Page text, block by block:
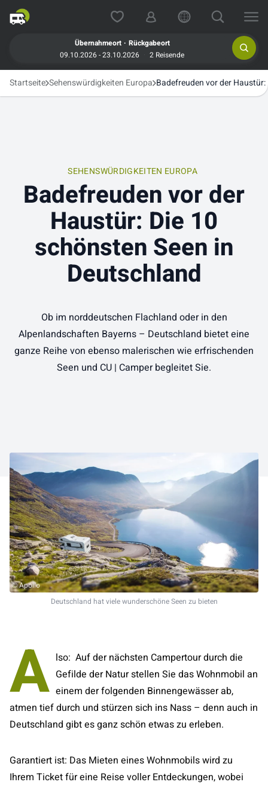
Übernahmeort . Rückgabeort
09.10.2026 - 23.10.2026
2 Reisende
Startseite Sehenswürdigkeiten Europa Badefreuden vor der
SEHENSWÜRDIGKEITEN EUROPA
Badefreuden vor der
Haustür: Die 10
schönsten Seen in
Deutschland
Ob im norddeutschen Flachland oder in den
Alpenlandschaften Bayerns – Deutschland bietet eine
ganze Reihe von ebenso malerischen wie erfrischenden
Seen und CU | Camper begleitet Sie.
© Apollo
Deutschland hat viele wunderschöne Seen zu bieten
A lso: Auf der nächsten Campertour durch die
Gefilde der Natur stellen Sie das Wohnmobil an
einem der folgenden Binnengewässer ab,
atmen tief durch und stürzen sich ins Nass – denn auch in
Deutschland gibt es ganz schön etwas zu erleben.
Garantiert ist: Das Mieten eines Wohnmobils wird zu
Ihrem Ticket für eine Reise voller Entdeckungen, wobei